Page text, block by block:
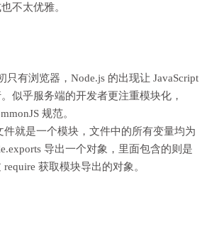
不太优雅。
只有浏览器，Node.js 的出现让 JavaScript
似乎服务端的开发者更注重模块化，
规范。
件就是一个模块，文件中的所有变量均为
导出一个对象，里面包含的则是
获取模块导出的对象。